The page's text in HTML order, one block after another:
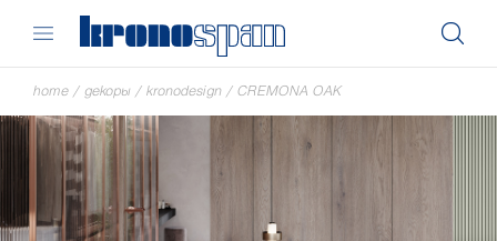
home / декоры / kronodesign / CREMONA OAK